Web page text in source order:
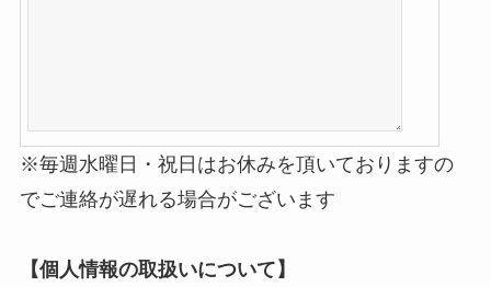
※毎週水曜日・祝日はお休みを頂いておりますの
でご連絡が遅れる場合がございます
【個人情報の取扱いについて】